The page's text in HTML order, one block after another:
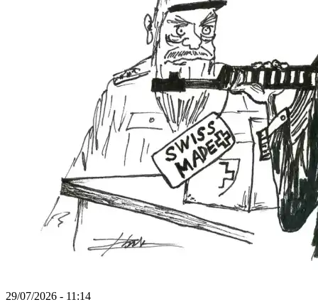
29/07/2026 - 11:14